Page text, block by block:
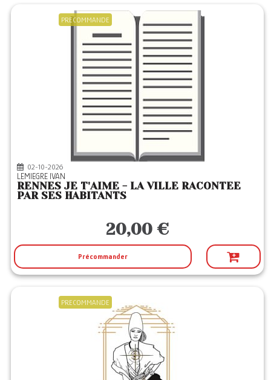
PRECOMMANDE
02-10-2026
LEMIEGRE IVAN
RENNES JE T'AIME - LA VILLE RACONTEE
PAR SES HABITANTS
20,00 €
Précommander
PRECOMMANDE